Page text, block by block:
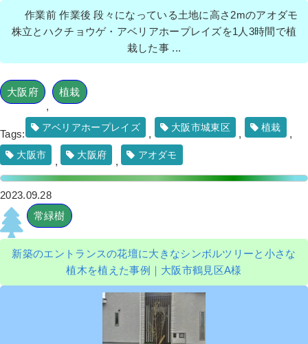
作業前 作業後 段々になっている土地に高さ2mのアオダモ
株立とハクチョウゲ・アベリアホープレイズを1人3時間で植
栽した事 ...
大阪府
,
植栽
Tags:
アベリアホープレイズ
,
大阪市城東区
,
植栽
,
大阪市
,
大阪府
,
アオダモ
2023.09.28
常緑樹
新築のエントランスの花壇に大きなシンボルツリーと小さな
植木を植えた事例｜大阪市鶴見区A様